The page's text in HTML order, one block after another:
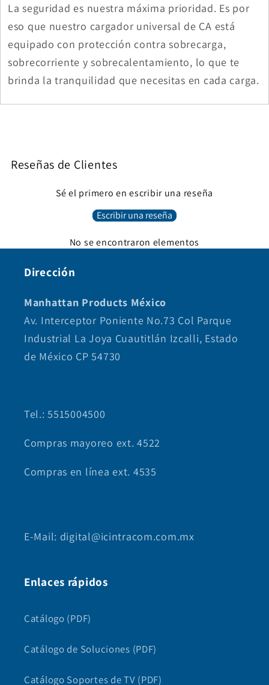
La seguridad es nuestra máxima prioridad. Es por
eso que nuestro cargador universal de CA está
equipado con protección contra sobrecarga,
sobrecorriente y sobrecalentamiento, lo que te
brinda la tranquilidad que necesitas en cada carga.
Reseñas de Clientes
Sé el primero en escribir una reseña
Escribir una reseña
No se encontraron elementos
Dirección
Manhattan Products México
Av. Interceptor Poniente No.73 Col Parque
Industrial La Joya Cuautitlán Izcalli, Estado
de México CP 54730
Tel.: 5515004500
Compras mayoreo ext. 4522
Compras en línea ext. 4535
E-Mail: digital@icintracom.com.mx
Enlaces rápidos
Catálogo (PDF)
Catálogo de Soluciones (PDF)
Catálogo Soportes de TV (PDF)